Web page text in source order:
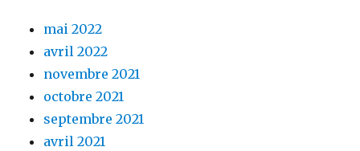
mai 2022
avril 2022
novembre 2021
octobre 2021
septembre 2021
avril 2021